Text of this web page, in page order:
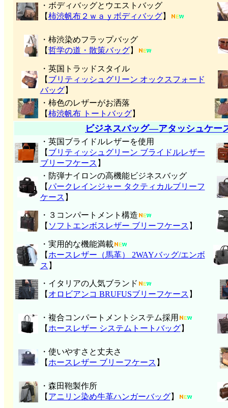
・ボディバッグとウエストバッグ
【柿渋帆布２ｗａｙボディバッグ】
・柿渋染めフラップバッグ
【哲学の道・散策バッグ】
・英国トラッドスタイル
【 ブリティッシュグリーン オックスフォード
バッグ】
・柿色のレザーがお洒落
【柿渋帆布 トートバッグ】
ビジネスバッグ―アタッシュケー
・英国ブライドルレザーを使用
【 ブリティッシュグリーン ブライドルレザー
ブリーフケース 】
・防弾ナイロンの高機能ビジネスバッグ
【パークレインジャー タクティカルブリーフ
ケース 】
・３コンパートメント構造
【 ソフトエンボスレザー ブリーフケース 】
・実用的な機能満載
【 ホースレザー（馬革） 2WAYバッグ/エンボ
ス 】
・イタリアの人気ブランド
【 オロビアンコ BRUFUSブリーフケース 】
・複合コンパートメントシステム採用
【 ホースレザー システムトートバッグ】
・使いやすさと丈夫さ
【 ホースレザー ブリーフケース 】
・森田鞄製作所
【 アニリン染め牛革ハンガーバッグ】